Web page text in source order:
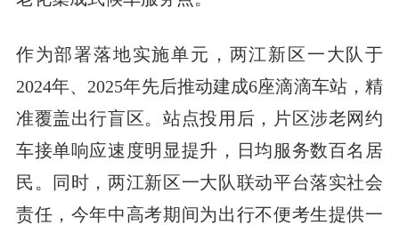
作为部署落地实施单元，两江新区一大队于
2024年、2025年先后推动建成6座滴滴车站，精
准覆盖出行盲区。站点投用后，片区涉老网约
车接单响应速度明显提升，日均服务数百名居
民。同时，两江新区一大队联动平台落实社会
责任，今年中高考期间为出行不便考生提供一